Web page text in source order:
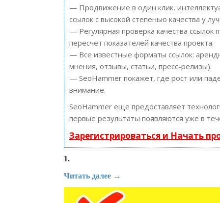
— Продвижение в один клик,
ссылок с высокой степенью качества у
— Регулярная проверка качества
пересчет показателей качества проекта.
— Все известные форматы ссылок:
мнения, отзывы, статьи, пресс-релизы).
— SeoHammer покажет, где рост или
внимание.
SeoHammer еще предоставляет
первые результаты появляются уже в
Зарегистрироваться и Начать
1.
Читать далее →